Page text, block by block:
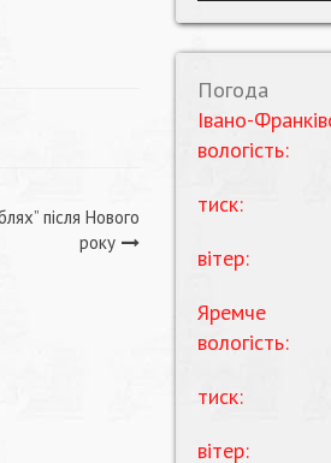
після Нового
року
Погода
Івано-
вологість:
тиск:
вітер:
Яремче
вологість:
тиск:
вітер: